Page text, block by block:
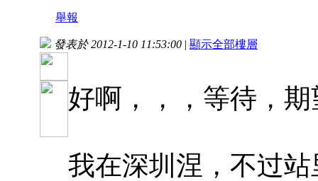
舉報
發表於 2012-1-10 11:53:00 | 顯示全部樓層
好啊，，，等待，期
我在深圳涅，不过